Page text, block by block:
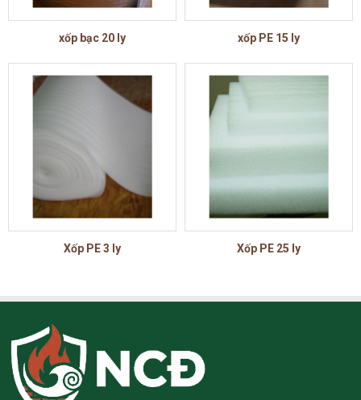
xốp bạc 20 ly xốp PE 15 ly
Xốp PE 3 ly Xốp PE 25 ly